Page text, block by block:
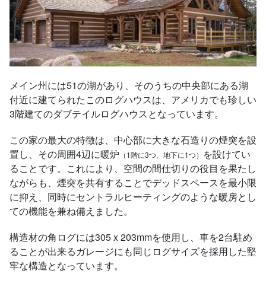
メイン州には51の湖があり、そのうちの中央部にある湖
付近に建てられたこのログハウスは、アメリカでも珍しい
3階建てのダブテイルログハウスとなっています。
この家の最大の特徴は、中心部に大きな石造りの煙突を設
置し、その周囲4辺に暖炉 （1階に3つ、地下に1つ） を設けてい
ることです。これにより、空間の間仕切りの役目を果たし
ながらも、煙突を共有することでデッドスペースを最小限
に抑え、同時にセントラルヒーティングのような暖房とし
ての機能を兼ね備えました。
構造材の角ログには305 x 203mmを使用し、車を2台駐め
ることが出来るガレージにも同じログサイズを採用した堅
牢な構造となっています。